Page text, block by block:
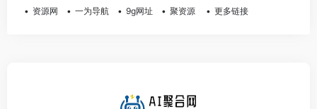
资源网
一为导航 9g网址 聚资源 更多链接